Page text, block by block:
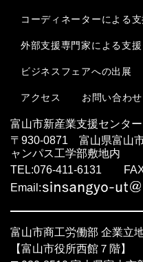
コーディネーターによる支
外部支援専門家による支援
ビジネスフェアへの出展
アクセス お問い合わせ
富山市新産業支援センター
〒930-0871 富山県富山
ャンパス工学部敷地内
TEL:076-411-6131
Email:
富山市商工労働部 企業立
【富山市役所西館７階】